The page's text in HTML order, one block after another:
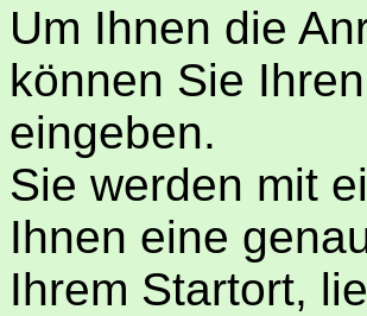
Um Ihnen die
können Sie
eingeben.
Sie werden mit
Ihnen eine
Ihrem Startort,